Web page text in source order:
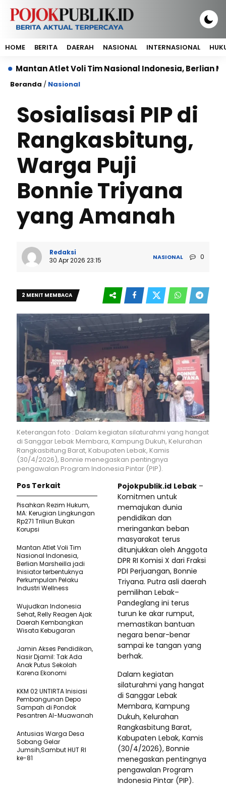
HOME BERITA DAERAH NASIONAL INTERNASIONAL
Atlet Voli Tim Nasional Indonesia, Berlian
Beranda / Nasional
Sosialisasi PIP di
Rangkasbitung,
Warga Puji
Bonnie Triyana
yang Amanah
Redaksi
30 Apr 2026 23:15
NASIONAL 0
2 MENIT MEMBACA
Keterangan foto : Dalam kegiatan silaturahmi yang hangat
di Sanggar Lebak Membara, Kampung Dukuh, Kelurahan
Rangkasbitung Barat, Kabupaten Lebak, Kamis
(30/4/2026), Bonnie menegaskan pentingnya
pengawalan Program Indonesia Pintar (PIP).
Pojokpublik.id Lebak –
Komitmen untuk
memajukan dunia
pendidikan dan
meringankan beban
masyarakat terus
ditunjukkan oleh Anggota
DPR RI Komisi X dari Fraksi
PDI Perjuangan, Bonnie
Triyana. Putra asli daerah
pemilihan Lebak–
Pandeglang ini terus
turun ke akar rumput,
memastikan bantuan
negara benar-benar
sampai ke tangan yang
berhak.
Dalam kegiatan
silaturahmi yang hangat
di Sanggar Lebak
Membara, Kampung
Dukuh, Kelurahan
Rangkasbitung Barat,
Kabupaten Lebak, Kamis
(30/4/2026), Bonnie
menegaskan pentingnya
pengawalan Program
Indonesia Pintar (PIP).
Pos Terkait
Pisahkan Rezim Hukum,
MA: Kerugian Lingkungan
Rp271 Triliun Bukan
Korupsi
Mantan Atlet Voli Tim
Nasional Indonesia,
Berlian Marsheilla jadi
Inisiator terbentuknya
Perkumpulan Pelaku
Industri Wellness
Wujudkan Indonesia
Sehat, Relly Reagen Ajak
Daerah Kembangkan
Wisata Kebugaran
Jamin Akses Pendidikan,
Nasir Djamil: Tak Ada
Anak Putus Sekolah
Karena Ekonomi
KKM 02 UNTIRTA Inisiasi
Pembangunan Depo
Sampah di Pondok
Pesantren Al-Muawanah
Antusias Warga Desa
Sobang Gelar
Jumsih,Sambut HUT RI
ke-81